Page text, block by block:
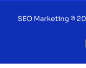
SEO Marketing ©